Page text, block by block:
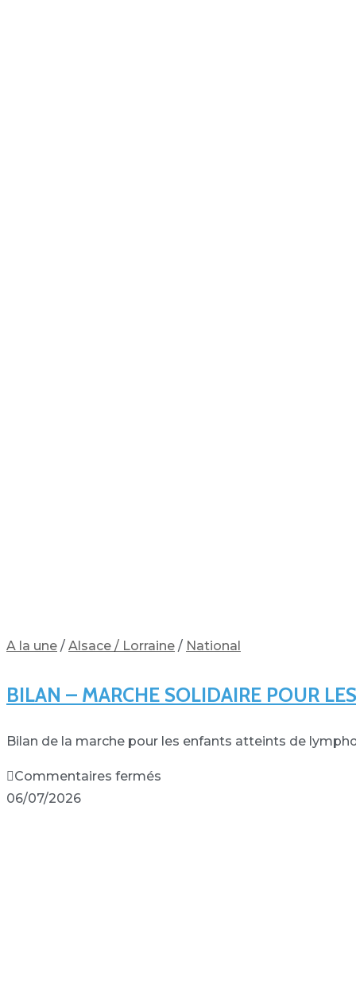
A la une / Alsace / Lorraine / National
BILAN – MARCHE SOLIDAIRE POUR
Bilan de la marche pour les enfants atteints de
Commentaires fermés
06/07/2026